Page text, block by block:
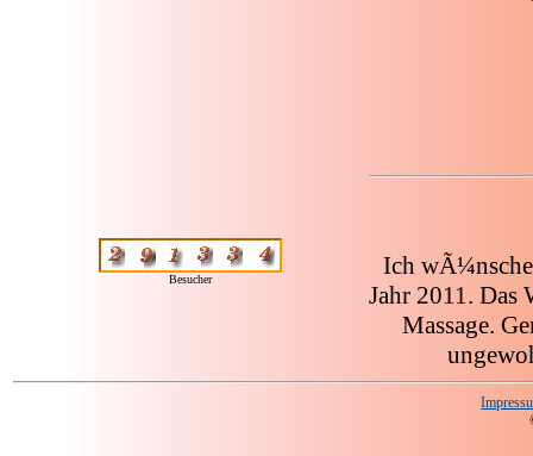
Besucher
Ich wÃ¼nsche
Jahr 2011. Das
Massage.